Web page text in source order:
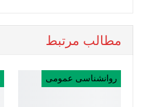
مطالب مرتبط
روانشناسی عمومی